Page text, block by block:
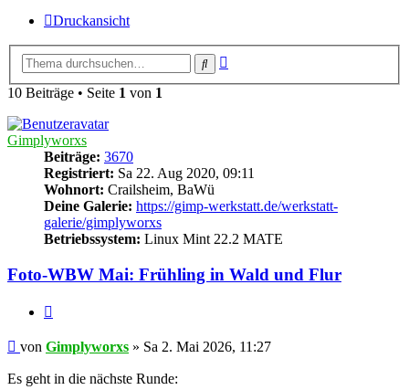
Druckansicht
Suche
10 Beiträge • Seite 1 von 1
Gimplyworxs
Beiträge: 3670
Registriert: Sa 22. Aug 2020, 09:11
Wohnort: Crailsheim, BaWü
Deine Galerie: https://gimp-werkstatt.de/werkstatt-
galerie/gimplyworxs
Betriebssystem: Linux Mint 22.2 MATE
Foto-WBW Mai: Frühling in Wald und Flur
Beitrag
von Gimplyworxs » Sa 2. Mai 2026, 11:27
Es geht in die nächste Runde: